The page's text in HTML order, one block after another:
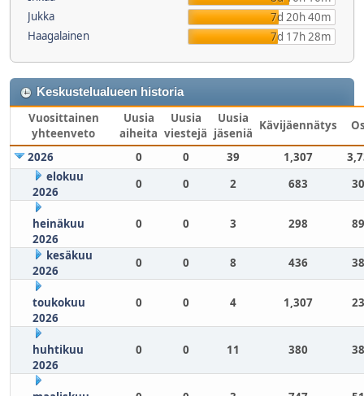
Jukka
7d 20h 40m
Haagalainen
7d 17h 28m
Keskustelualueen historia
Vuosittainen
yhteenveto
Uusia
aiheita
Uusia
viestejä
Uusia
jäseniä
Kävijäennätys
2026 0 0 39 1,307
elokuu
2026
0 0 2 683
heinäkuu
2026
0 0 3 298
kesäkuu
2026
0 0 8 436
toukokuu
2026
0 0 4 1,307
huhtikuu
2026
0 0 11 380